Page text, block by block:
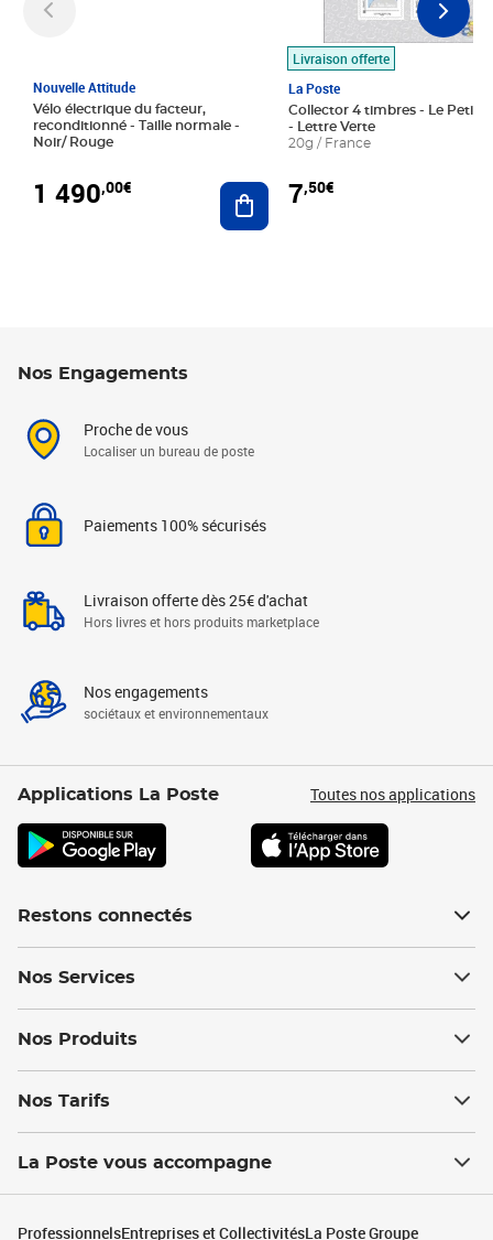
Nouvelle Attitude
Vélo électrique du facteur,
reconditionné - Taille normale -
Noir/ Rouge
1 490,00€ Ajouter au panier
Livraison offerte
La Poste
Collector 4 timbres - Le Petit
- Lettre Verte
20g / France
7,50€
Nos Engagements
Proche de vous
Localiser un bureau de poste
Paiements 100% sécurisés
Livraison offerte dès 25€ d'achat
Hors livres et hors produits marketplace
Nos engagements
sociétaux et environnementaux
Applications La Poste Toutes nos applications
Restons connectés
Nos Services
Nos Produits
Nos Tarifs
La Poste vous accompagne
ProfessionnelsEntreprises et CollectivitésLa Poste Groupe